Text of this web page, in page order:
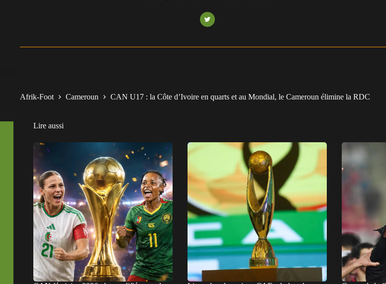
Afrik-Foot Cameroun CAN U17 : la Côte d’Ivoire en quarts et au Mondial, le Cameroun élimine la RDC
Lire aussi